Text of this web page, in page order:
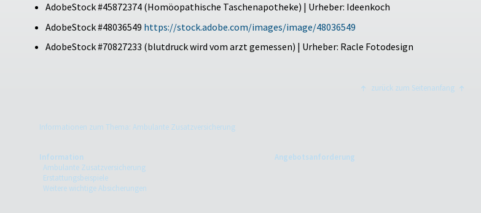
AdobeStock #45872374 (Homöopathische Taschenapotheke) | Urheber: Ideenkoch
AdobeStock #48036549 https://stock.adobe.com/images/image/48036549
AdobeStock #70827233 (blutdruck wird vom arzt gemessen) | Urheber: Racle Fotodesign
zurück zum Seitenanfang
Informationen zum Thema: Ambulante Zusatzversicherung
Information
Ambulante Zusatzversicherung
Erstattungsbeispiele
Weitere wichtige Absicherungen
Angebotsanforderung